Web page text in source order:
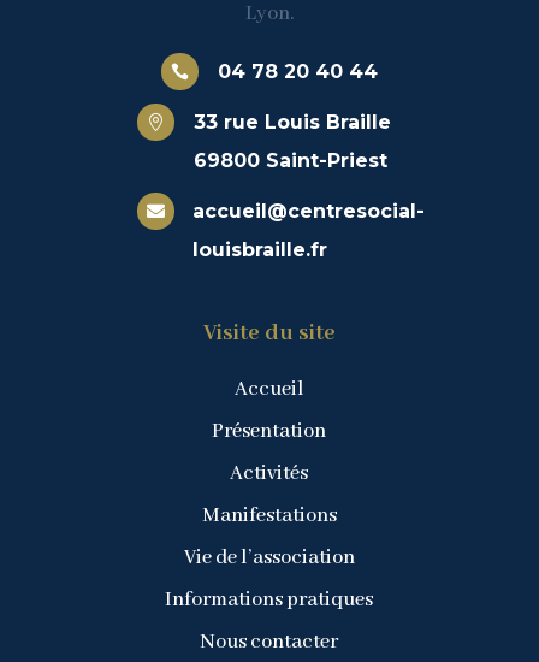
Lyon.
 04 78 20 40 44

33 rue Louis Braille
69800 Saint-Priest

accueil@centresocial-
louisbraille.fr
Visite du site
Accueil
Présentation
Activités
Manifestations
Vie de l’association
Informations pratiques
Nous contacter